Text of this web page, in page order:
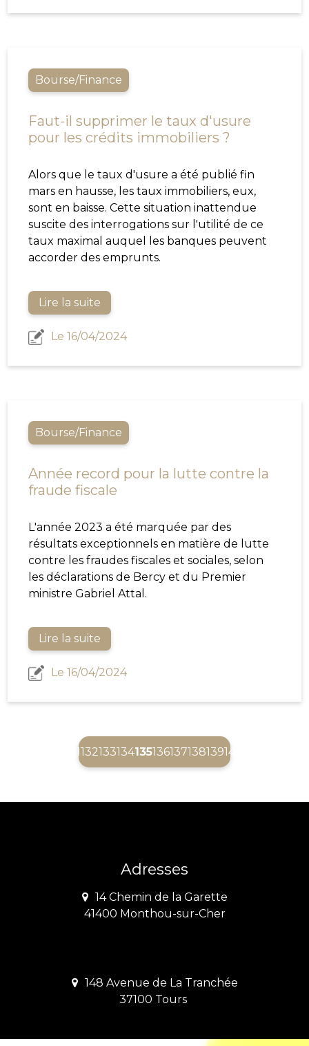
Bourse/Finance
Faut-il supprimer le taux d'usure
pour les crédits immobiliers ?
Alors que le taux d'usure a été publié fin
mars en hausse, les taux immobiliers, eux,
sont en baisse. Cette situation inattendue
suscite des interrogations sur l'utilité de ce
taux maximal auquel les banques peuvent
accorder des emprunts.
Lire la suite
Le 16/04/2024
Bourse/Finance
Année record pour la lutte contre la
fraude fiscale
L'année 2023 a été marquée par des
résultats exceptionnels en matière de lutte
contre les fraudes fiscales et sociales, selon
les déclarations de Bercy et du Premier
ministre Gabriel Attal.
Lire la suite
Le 16/04/2024
131132133134135(current)
136137138139140
Adresses
14 Chemin de la Garette
41400 Monthou-sur-Cher
148 Avenue de La Tranchée
37100 Tours